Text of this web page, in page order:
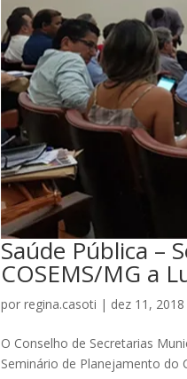
Saúde Pública –
COSEMS/MG a
porregina.casoti | dez 11, 2018
O Conselho de Secretarias
Seminário de Planejamento do